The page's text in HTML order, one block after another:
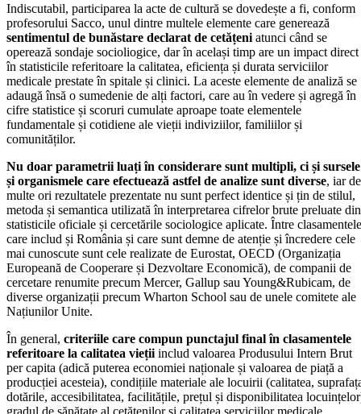
Indiscutabil, participarea la acte de cultură se dovedește a fi, conform
profesorului Sacco, unul dintre multele elemente care generează
sentimentul de bunăstare declarat de cetățeni atunci când se
operează sondaje socioliogice, dar în același timp are un impact direct
în statisticile referitoare la calitatea, eficiența și durata serviciilor
medicale prestate în spitale și clinici. La aceste elemente de analiză se
adaugă însă o sumedenie de alți factori, care au în vedere și agregă în
cifre statistice și scoruri cumulate aproape toate elementele
fundamentale și cotidiene ale vieții indiviziilor, familiilor și
comunităților.
Nu doar parametrii luați în considerare sunt multipli, ci și sursele
și organismele care efectuează astfel de analize sunt diverse, iar de
multe ori rezultatele prezentate nu sunt perfect identice și țin de stilul,
metoda și semantica utilizată în interpretarea cifrelor brute preluate din
statisticile oficiale și cercetările sociologice aplicate. Între clasamentele
care includ și România și care sunt demne de atenție și încredere cele
mai cunoscute sunt cele realizate de Eurostat, OECD (Organizația
Europeană de Cooperare și Dezvoltare Economică), de companii de
cercetare renumite precum Mercer, Gallup sau Young&Rubicam, de
diverse organizații precum Wharton School sau de unele comitete ale
Națiunilor Unite.
În general, criteriile care compun punctajul final în clasamentele
referitoare la calitatea vieții includ valoarea Produsului Intern Brut
per capita (adică puterea economiei naționale și valoarea de piață a
producției acesteia), condițiile materiale ale locuirii (calitatea,
dotările, accesibilitatea, facilitățile, prețul și disponibilitatea
gradul de sănătate al cetățenilor și calitatea serviciilor medicale